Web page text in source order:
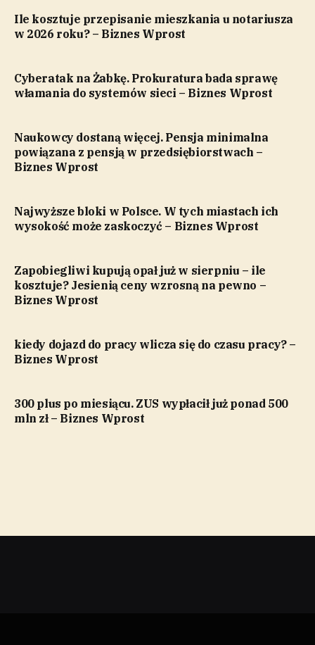
Ile kosztuje przepisanie mieszkania u notariusza
w 2026 roku? – Biznes Wprost
Cyberatak na Żabkę. Prokuratura bada sprawę
włamania do systemów sieci – Biznes Wprost
Naukowcy dostaną więcej. Pensja minimalna
powiązana z pensją w przedsiębiorstwach –
Biznes Wprost
Najwyższe bloki w Polsce. W tych miastach ich
wysokość może zaskoczyć – Biznes Wprost
Zapobiegliwi kupują opał już w sierpniu – ile
kosztuje? Jesienią ceny wzrosną na pewno –
Biznes Wprost
kiedy dojazd do pracy wlicza się do czasu pracy? –
Biznes Wprost
300 plus po miesiącu. ZUS wypłacił już ponad 500
mln zł – Biznes Wprost